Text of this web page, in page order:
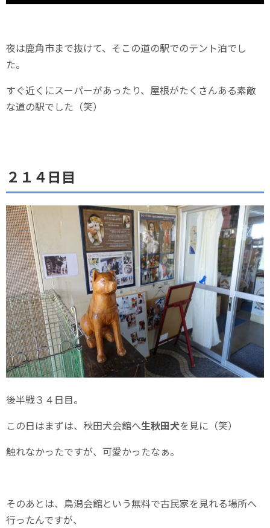
夜は鹿角市まで抜けて、そこの道の駅でのテント泊でし
た。
すぐ近くにスーパーがあったり、屋根がたくさんある素敵
な道の駅でした（笑）
２１４日目
後半戦３４日目。
この日はまずは、秋田犬会館へ生秋田犬を見に（笑）
触れなかったですが、可愛かったなぁ。
そのあとは、鳥潟会館という無料で古民家を見れる場所へ
行ったんですが、